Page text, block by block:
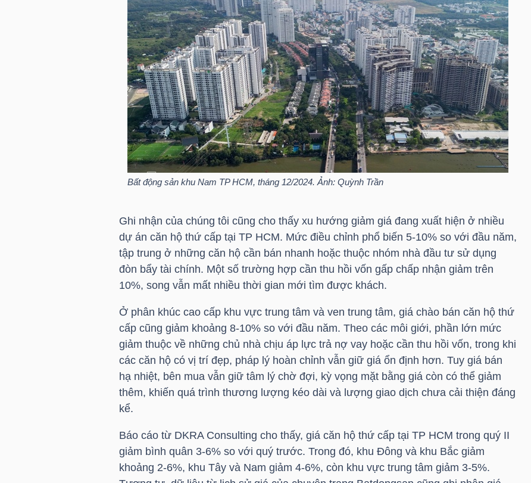
Bất động sản khu Nam TP HCM, tháng 12/2024. Ảnh: Quỳnh Trần
Ghi nhận của chúng tôi cũng cho thấy xu hướng giảm giá đang xuất hiện ở nhiều
dự án căn hộ thứ cấp tại TP HCM. Mức điều chỉnh phổ biến 5-10% so với đầu năm,
tập trung ở những căn hộ cần bán nhanh hoặc thuộc nhóm nhà đầu tư sử dụng
đòn bẩy tài chính. Một số trường hợp cần thu hồi vốn gấp chấp nhận giảm trên
10%, song vẫn mất nhiều thời gian mới tìm được khách.
Ở phân khúc cao cấp khu vực trung tâm và ven trung tâm, giá chào bán căn hộ thứ
cấp cũng giảm khoảng 8-10% so với đầu năm. Theo các môi giới, phần lớn mức
giảm thuộc về những chủ nhà chịu áp lực trả nợ vay hoặc cần thu hồi vốn, trong khi
các căn hộ có vị trí đẹp, pháp lý hoàn chỉnh vẫn giữ giá ổn định hơn. Tuy giá bán
hạ nhiệt, bên mua vẫn giữ tâm lý chờ đợi, kỳ vọng mặt bằng giá còn có thể giảm
thêm, khiến quá trình thương lượng kéo dài và lượng giao dịch chưa cải thiện đáng
kể.
Báo cáo từ DKRA Consulting cho thấy, giá căn hộ thứ cấp tại TP HCM trong quý II
giảm bình quân 3-6% so với quý trước. Trong đó, khu Đông và khu Bắc giảm
khoảng 2-6%, khu Tây và Nam giảm 4-6%, còn khu vực trung tâm giảm 3-5%.